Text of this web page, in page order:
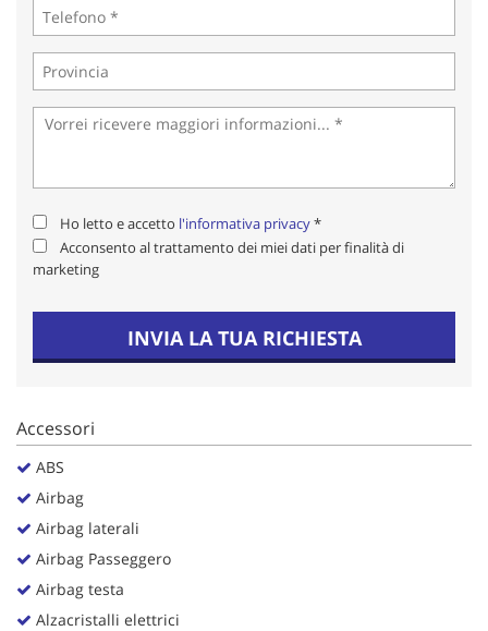
Ho letto e accetto l'informativa privacy*
Acconsento al trattamento dei miei dati per finalità di
marketing
INVIA LA TUA RICHIESTA
Accessori
ABS
Airbag
Airbag laterali
Airbag Passeggero
Airbag testa
Alzacristalli elettrici
Leggi
la
cookie
policy
Salva